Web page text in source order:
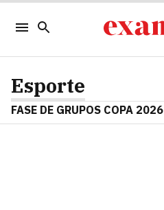
Esporte
FASE DE GRUPOS COPA 2026